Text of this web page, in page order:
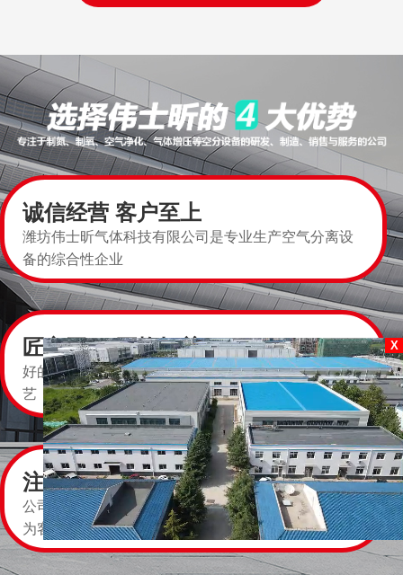
诚信经营 客户至上
潍坊伟士昕气体科技有限公司是专业生产空气分离设
备的综合性企业
匠心工程 严格把关
好的设计理念，精良的设备，先进的清粮和制粉工
艺，满足社会各阶层的不同需求
注重客户需求
公司以您的需求为己任，您的发展目标为目标，持续
为客户提供好的产品与高品质的服务
X